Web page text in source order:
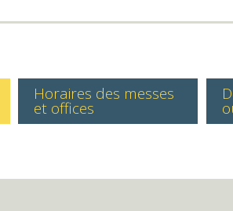
Horaires des messes
et offices